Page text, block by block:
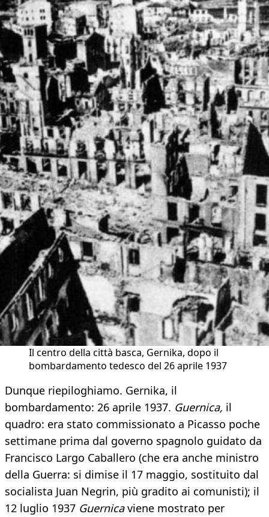
Il centro della città basca, Gernika, dopo il
bombardamento tedesco del 26 aprile 1937
Dunque riepiloghiamo. Gernika, il
bombardamento: 26 aprile 1937. Guernica, il
quadro: era stato commissionato a Picasso poche
settimane prima dal governo spagnolo guidato da
Francisco Largo Caballero (che era anche ministro
della Guerra: si dimise il 17 maggio, sostituito dal
socialista Juan Negrin, più gradito ai comunisti); il
12 luglio 1937 Guernicaviene mostrato per